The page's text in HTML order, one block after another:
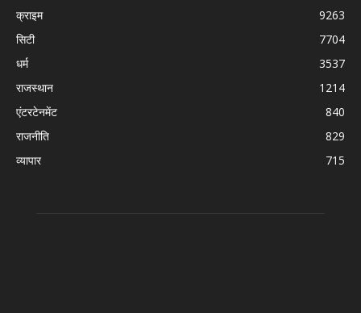
क्राइम
9263
सिटी
7704
धर्म
3537
राजस्थान
1214
एंटरटेनमेंट
840
राजनीति
829
व्यापार
715